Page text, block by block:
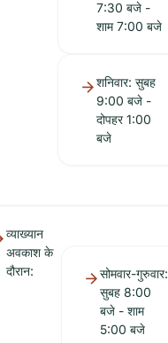
7:30 बजे -
शाम 7:00 बजे
शनिवार: सुबह
9:00 बजे -
दोपहर 1:00
बजे
व्याख्यान
अवकाश के
दौरान:
सोमवार-गुरुवार:
सुबह 8:00
बजे - शाम
5:00 बजे